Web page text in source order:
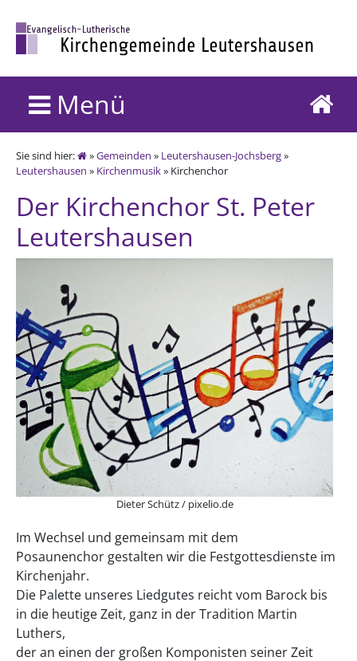
Menü
Sie sind hier: »Gemeinden » Leutershausen-Jochsberg»
Leutershausen » Kirchenmusik» Kirchenchor
Der Kirchenchor St. Peter
Leutershausen
Dieter Schütz / pixelio.de
Im Wechsel und gemeinsam mit dem
Posaunenchor gestalten wir die Festgottesdienste im
Kirchenjahr.
Die Palette unseres Liedgutes reicht vom Barock bis
in die heutige Zeit, ganz in der Tradition Martin
Luthers,
der an einen der großen Komponisten seiner Zeit